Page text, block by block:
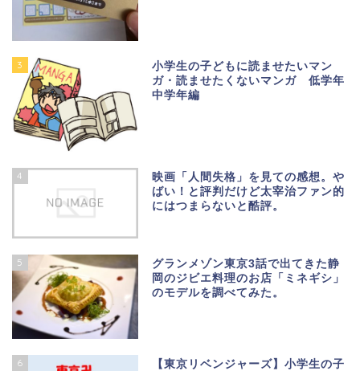
3
小学生の子どもに読ませたいマン
ガ・読ませたくないマンガ 低学年
中学年編
4
映画「人間失格」を見ての感想。や
ばい！と評判だけど太宰治ファン的
にはつまらないと酷評。
5
グランメゾン東京3話で出てきた静
岡のジビエ料理のお店「ミネギシ」
のモデルを調べてみた。
6
【東京リベンジャーズ】小学生の子